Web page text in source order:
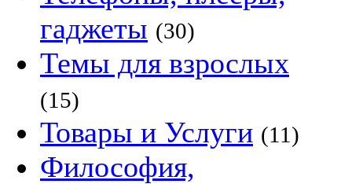
гаджеты (30)
Темы для взрослых
(15)
Товары и Услуги (11)
Философия,